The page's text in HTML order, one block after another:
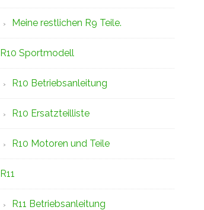
Meine restlichen R9 Teile.
R10 Sportmodell
R10 Betriebsanleitung
R10 Ersatzteilliste
R10 Motoren und Teile
R11
R11 Betriebsanleitung